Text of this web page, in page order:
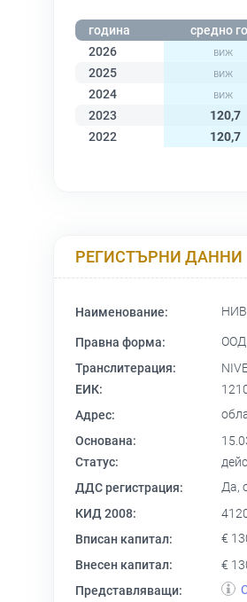
година средно
2026
2025
2024
2023
120,7
2022
120,7
РЕГИСТЪРНИ ДАННИ
Наименование:
Правна форма:
ООД
Транслитерация:
ЕИК:
Адрес:
Основана:
Статус:
ДДС регистрация:
Да,
КИД 2008:
Вписан капитал:
€
Внесен капитал:
€
Представляващи: